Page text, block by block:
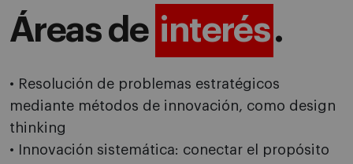
Áreas de interés.
• Resolución de problemas estratégicos
mediante métodos de innovación, como design
thinking
• Innovación sistemática: conectar el propósito